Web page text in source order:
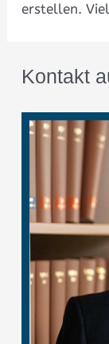
erstellen.
Kontakt